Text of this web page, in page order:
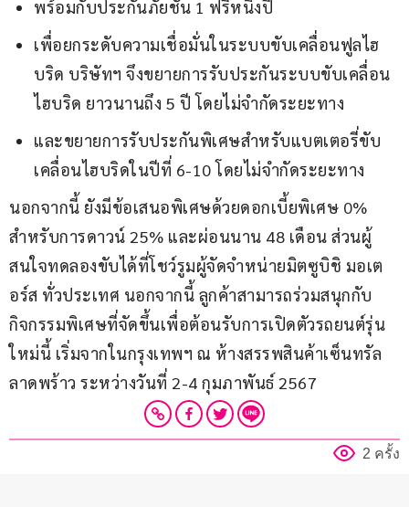
พร้อมกับประกันภัยชั้น 1 ฟรีหนึ่งปี
เพื่อยกระดับความเชื่อมั่นในระบบขับเคลื่อนฟูลไฮ
บริด บริษัทฯ จึงขยายการรับประกันระบบขับเคลื่อน
ไฮบริด ยาวนานถึง 5 ปี โดยไม่จำกัดระยะทาง
และขยายการรับประกันพิเศษสำหรับแบตเตอรี่ขับ
เคลื่อนไฮบริดในปีที่ 6-10 โดยไม่จำกัดระยะทาง
นอกจากนี้ ยังมีข้อเสนอพิเศษด้วยดอกเบี้ยพิเศษ 0%
สำหรับการดาวน์ 25% และผ่อนนาน 48 เดือน ส่วนผู้
สนใจทดลองขับได้ที่โชว์รูมผู้จัดจำหน่ายมิตซูบิชิ มอเต
อร์ส ทั่วประเทศ นอกจากนี้ ลูกค้าสามารถร่วมสนุกกับ
กิจกรรมพิเศษที่จัดขึ้นเพื่อต้อนรับการเปิดตัวรถยนต์รุ่น
ใหม่นี้ เริ่มจากในกรุงเทพฯ ณ ห้างสรรพสินค้าเซ็นทรัล
ลาดพร้าว ระหว่างวันที่ 2-4 กุมภาพันธ์ 2567
2 ครั้ง